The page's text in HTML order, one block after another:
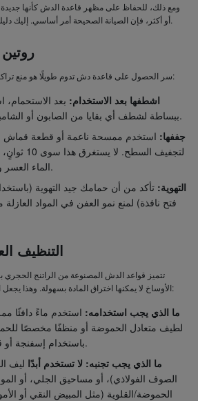
ومع ذلك، للحفاظ على مظهر قاعدة الدش كأنها جديدة
أو أكثر، فإن الصيانة الصحيحة أمر أساسي. إليك دليلك الكامل للعناية بقاعدة الدش.
1.
سر الحصول على قاعدة دش تدوم طويلًا هو منع تراكم الأوساخ والكلس قبل أن يبدأ:
اشطفها بعد الاستخدام: بعد
ببساطة لشطف أي بقايا من الصابون أو الشامبو أو غسول الجسم.
جففها: استخدم ممسحة ناعمة أو قطعة قماش
لتجفيف
الماء العسر والترسبات الكلسية.
التهوية: تأكد من أن حمامك جيد التهوية
فتح نافذة) لمنع نمو العفن في المواد
2. التنظيف
تتميز قواعد الدش المصنوعة من الراتنج
الأوساخ لا يمكنها اختراق المادة بسهولة. وهذا يجعل التنظيف الأسبوعي سهلًا للغاية:
ما الذي يجب استخدامه: استخدم ماءً دافئًا
لطيف متعادل الحموضة أو منظفًا مخصصًا
باستخدام إسفنجة أو قطعة قماش ناعمة.
ما الذي يجب تجنبه: لا تستخدم أبدًا ليف
الصوف الفولاذي)، أو مساحيق الجلي، أو
الحموضة/القلوية (مثل المبيض النقي أو